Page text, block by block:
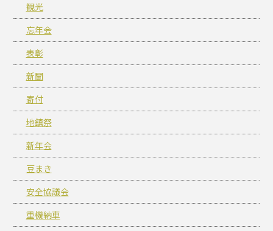
観光
忘年会
表彰
新聞
寄付
地鎮祭
新年会
豆まき
安全協議会
重機納車